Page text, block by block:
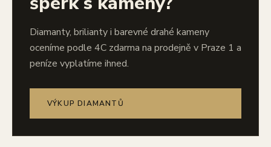
Diamanty, brilianty i barevné drahé kameny
oceníme podle 4C zdarma na prodejně v Praze 1 a
peníze vyplatíme ihned.
VÝKUP DIAMANTŮ